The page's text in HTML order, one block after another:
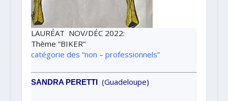
LAURÉAT NOV/DÉC 2022:
Thème “BIKER”
catégorie des “non – professionnels”
SANDRA PERETTI (Guadeloupe)